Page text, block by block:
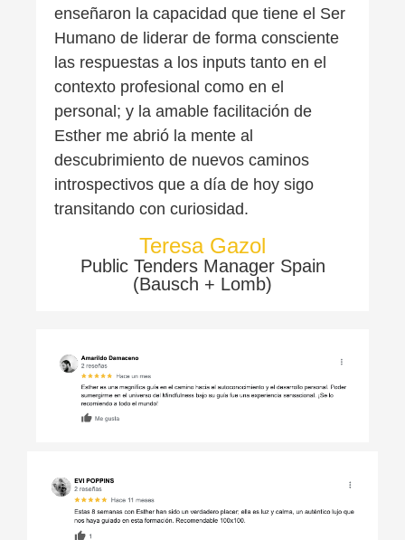
enseñaron la capacidad que tiene el Ser
Humano de liderar de forma consciente
las respuestas a los inputs tanto en el
contexto profesional como en el
personal; y la amable facilitación de
Esther me abrió la mente al
descubrimiento de nuevos caminos
introspectivos que a día de hoy sigo
transitando con curiosidad.
Teresa Gazol
Public Tenders Manager Spain
(Bausch + Lomb)